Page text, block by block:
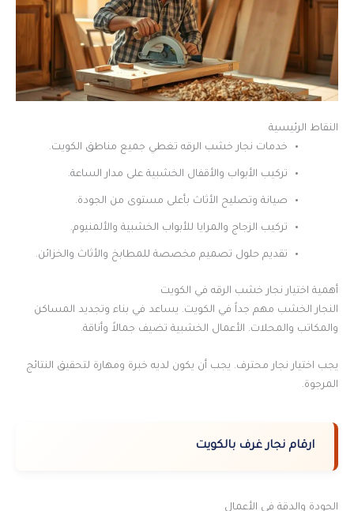
النقاط الرئيسية
خدمات نجار خشب الرقه تغطي جميع مناطق الكويت.
تركيب الأبواب والأقفال الخشبية على مدار الساعة.
صيانة وتصليح الأثاث بأعلى مستوى من الجودة.
تركيب الزجاج والمرايا للأبواب الخشبية والألمنيوم.
تقديم حلول تصميم مخصصة للمطابخ والأثاث والخزائن.
أهمية اختيار نجار خشب الرقه في الكويت
النجار الخشب مهم جداً في الكويت. يساعد في بناء وتجديد المساكن
والمكاتب والمحلات. الأعمال الخشبية تضيف جمالاً وأناقة.
يجب اختيار نجار محترف. يجب أن يكون لديه خبرة ومهارة لتحقيق النتائج
المرجوة.
ارقام نجار غرف بالكويت
الجودة والدقة في الأعمال